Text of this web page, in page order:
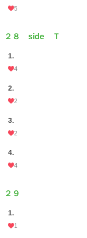
5
２８ side Ｔ
1.
4
2.
2
3.
2
4.
4
２９
1.
1